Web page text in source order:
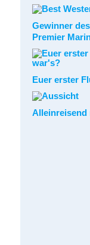
Gewinner
Premier
Euer erster
Alleinreisend